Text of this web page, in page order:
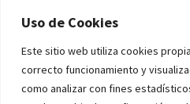
Uso de Cookies
Este sitio web utiliza cookies
correcto funcionamiento y
como analizar con fines